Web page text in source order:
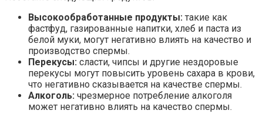
Высокообработанные продукты: такие как
фастфуд, газированные напитки, хлеб и паста из
белой муки, могут негативно влиять на качество и
производство спермы.
Перекусы: сласти, чипсы и другие нездоровые
перекусы могут повысить уровень сахара в крови,
что негативно сказывается на качестве спермы.
Алкоголь: чрезмерное потребление алкоголя
может негативно влиять на качество спермы.